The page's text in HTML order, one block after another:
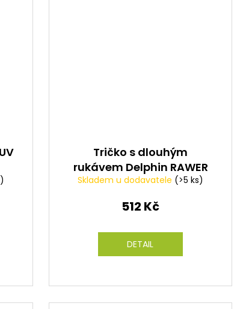
Tričko s dlouhým
rukávem Delphin RAWER
Carpath
Skladem u dodavatele (>5 ks)
512 Kč
DETAIL